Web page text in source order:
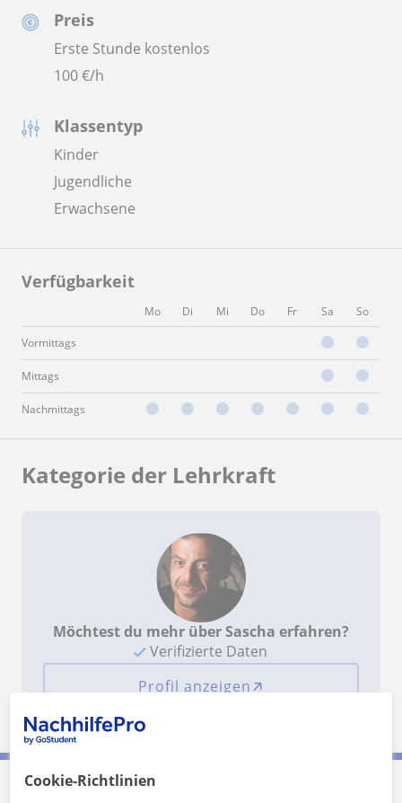
Preis
Erste Stunde kostenlos
100€/h
Klassentyp
Kinder
Jugendliche
Erwachsene
Verfügbarkeit
Mo Di Mi Do Fr Sa So
Vormittags
Mittags
Nachmittags
Kategorie der Lehrkraft
Möchtest du mehr über Sascha erfahren?
Verifizierte Daten
Profil anzeigen
Cookie-Richtlinien